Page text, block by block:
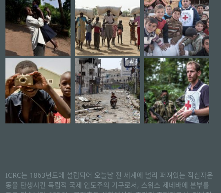
ICRC는 1863년도에 설립되어 오늘날 전 세계에 널리 퍼져있는 적십자운
동을 탄생시킨 독립적 국제 인도주의 기구로서, 스위스 제네바에 본부를